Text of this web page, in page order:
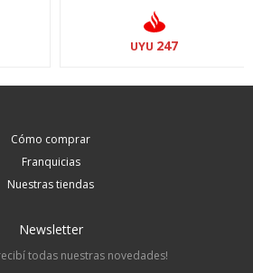
UYU 247
Cómo comprar
Franquicias
Nuestras tiendas
Newsletter
todas nuestras novedades!